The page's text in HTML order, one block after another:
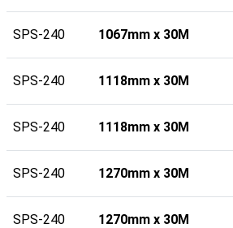
SPS-240 1067mm x 30M
SPS-240 1118mm x 30M
SPS-240 1118mm x 30M
SPS-240 1270mm x 30M
SPS-240 1270mm x 30M